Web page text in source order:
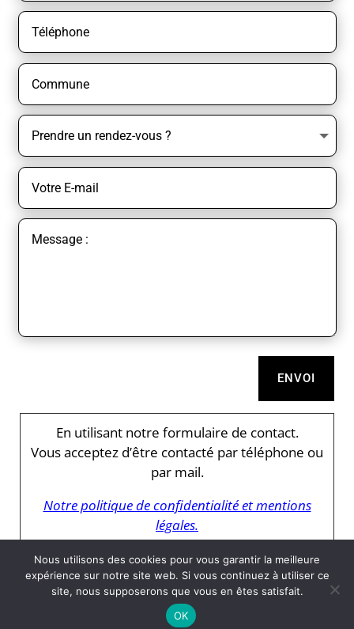
ENVOI
En utilisant notre formulaire de contact.
Vous acceptez d’être contacté par téléphone ou
par mail.
Notre politique de confidentialité et mentions
légales.
Tous droits réservés à EPB Peinture
Nous utilisons des cookies pour vous garantir la meilleure
expérience sur notre site web. Si vous continuez à utiliser ce
site, nous supposerons que vous en êtes satisfait.
OK